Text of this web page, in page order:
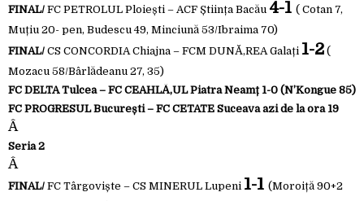
FINAL/ FC PETROLUL Ploiești – ACF Știința Bacău 4-1 ( Cotan 7,
Muțiu 20- pen, Budescu 49, Minciună 53/Ibraima 70)
FINAL/ CS CONCORDIA Chiajna – FCM DUNĂ‚REA Galați 1-2 (
Mozacu 58/Bârlădeanu 27, 35)
FC DELTA Tulcea – FC CEAHLĂ‚UL Piatra Neamț 1-0 (N’Kongue 85)
FC PROGRESUL București – FC CETATE Suceava azi de la ora 19
Â
Seria 2
Â
FINAL/ FC Târgoviște – CS MINERUL Lupeni 1-1 (Moroiță 90+2